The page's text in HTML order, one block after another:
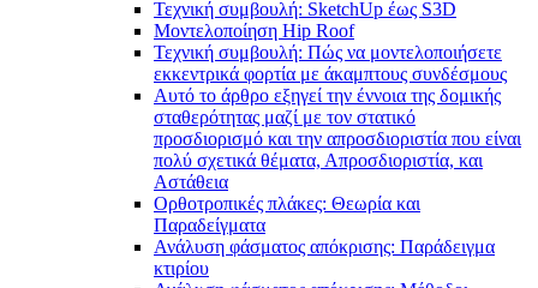
Τεχνική συμβουλή: SketchUp έως S3D
Μοντελοποίηση Hip Roof
Τεχνική συμβουλή: Πώς να μοντελοποιήσετε
εκκεντρικά φορτία με άκαμπτους συνδέσμους
Αυτό το άρθρο εξηγεί την έννοια της δομικής
σταθερότητας μαζί με τον στατικό
προσδιορισμό και την απροσδιοριστία που είναι
πολύ σχετικά θέματα, Απροσδιοριστία, και
Αστάθεια
Ορθοτροπικές πλάκες: Θεωρία και
Παραδείγματα
Ανάλυση φάσματος απόκρισης: Παράδειγμα
κτιρίου